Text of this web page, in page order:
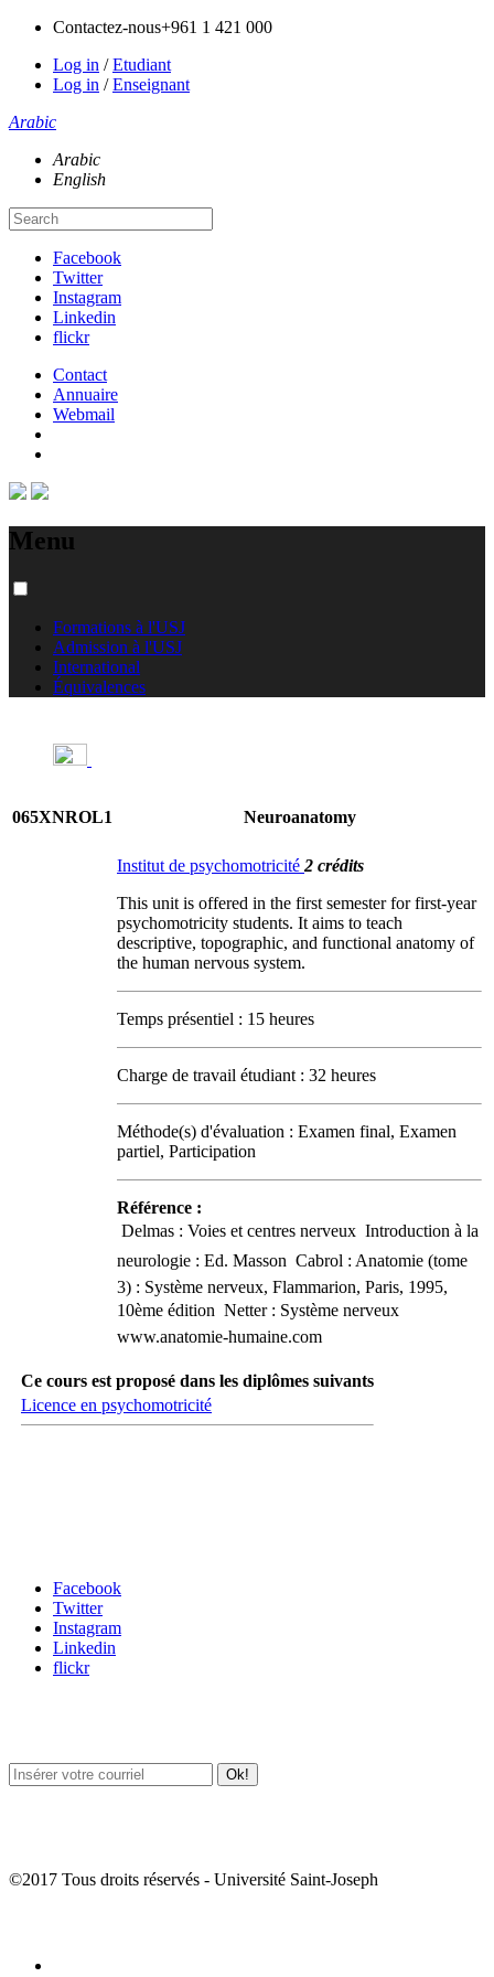
Contactez-nous+961 1 421 000
Log in /Etudiant
Log in /Enseignant
Arabic
Arabic
English
Facebook
Twitter
Instagram
Linkedin
flickr
Contact
Annuaire
Webmail
Menu
Formations à l'USJ
Admission à l'USJ
International
Équivalences
065XNROL1 Neuroanatomy
Institut de psychomotricité 2 crédits
This unit is offered in the first semester for first-year
psychomotricity students. It aims to teach
descriptive, topographic, and functional anatomy of
the human nervous system.
Temps présentiel : 15 heures
Charge de travail étudiant : 32 heures
Méthode(s) d'évaluation : Examen final, Examen
partiel, Participation
Référence :
 Delmas : Voies et centres nerveux  Introduction à la
neurologie : Ed. Masson  Cabrol : Anatomie (tome
3) : Système nerveux, Flammarion, Paris, 1995,
10ème édition  Netter : Système nerveux 
www.anatomie-humaine.com
Ce cours est proposé dans les diplômes suivants
Licence en psychomotricité
Facebook
Twitter
Instagram
Linkedin
flickr
©2017 Tous droits réservés - Université Saint-Joseph